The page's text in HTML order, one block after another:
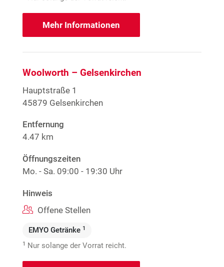
Mehr Informationen
Woolworth – Gelsenkirchen
Hauptstraße 1
45879 Gelsenkirchen
Entfernung
4.47 km
Öffnungszeiten
Mo. - Sa. 09:00 - 19:30 Uhr
Hinweis
Offene Stellen
EMYO Getränke 1
1 Nur solange der Vorrat reicht.